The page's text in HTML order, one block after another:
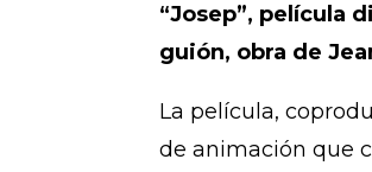
“Josep”, película
guión, obra de
La película,
de animación que